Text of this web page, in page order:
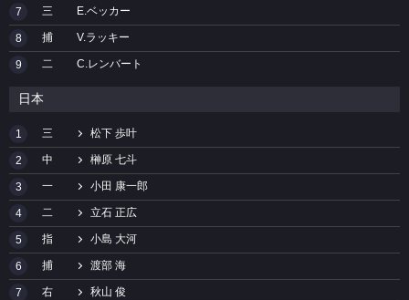
7 三 E.ベッカー
8 捕 V.ラッキー
9 二 C.レンバート
日本
1 三 松下 歩叶
2 中 榊原 七斗
3 一 小田 康一郎
4 二 立石 正広
5 指 小島 大河
6 捕 渡部 海
7 右 秋山 俊